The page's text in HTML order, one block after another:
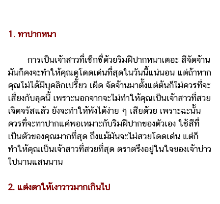
มือ
ราคา
ทอง
ราคา
น้ำมัน
วา
ไร
ตี้
แต่งงาน
1. ทาปากหนา
การเป็นเจ้าสาวที่เซ็กซี่ด้วยริมฝีปากหนาเตอะ สีจัดจ้าน
มันก็คงจะทำให้คุณดูโดดเด่นที่สุดในวันนี้แน่นอน แต่ถ้าหาก
คุณไม่ได้มีบุคลิกเปรี้ยว เผ็ด จัดจ้านมาตั้งแต่ต้นก็ไม่ควรที่จะ
เสี่ยงกับลุคนี้ เพราะนอกจากจะไม่ทำให้คุณเป็นเจ้าสาวที่สวย
เจิดจรัสแล้ว ยังจะทำให้พังได้ง่าย ๆ เสียด้วย เพราะฉะนั้น
ควรที่จะทาปากแค่พอเหมาะกับริมฝีปากของตัวเอง ใช้สีที่
เป็นตัวของคุณมากที่สุด ถึงแม้มันจะไม่สวยโดดเด่น แต่ก็
ทำให้คุณเป็นเจ้าสาวที่สวยที่สุด ตราตรึงอยู่ในใจของเจ้าบ่าว
ไปนานแสนนาน
2. แต่งตาให้เงาวาวมากเกินไป